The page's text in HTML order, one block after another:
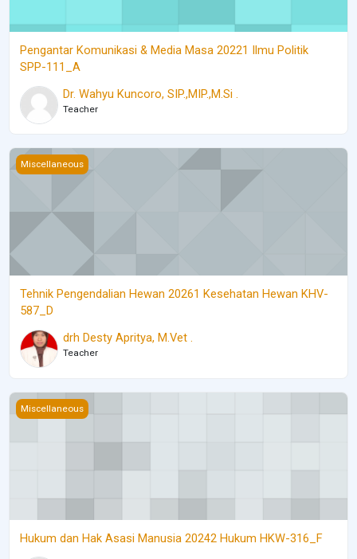
Pengantar Komunikasi & Media Masa 20221 Ilmu Politik
SPP-111_A
Dr. Wahyu Kuncoro, SIP.,MIP.,M.Si .
Teacher
Tehnik Pengendalian Hewan 20261 Kesehatan Hewan KHV-587_D
Miscellaneous
Tehnik Pengendalian Hewan 20261 Kesehatan Hewan KHV-
587_D
drh Desty Apritya, M.Vet .
Teacher
Hukum dan Hak Asasi Manusia 20242 Hukum HKW-316_F
Miscellaneous
Hukum dan Hak Asasi Manusia 20242 Hukum HKW-316_F